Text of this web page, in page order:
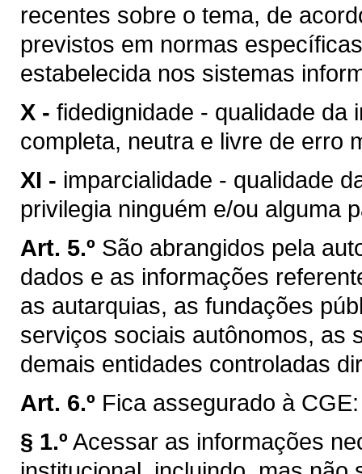
recentes sobre o tema, de
previstos em normas
estabelecida nos sistemas
X - fidedignidade - qualidade da
completa, neutra e livre de erro
XI - imparcialidade - qualidade
privilegia ninguém e/ou alguma
Art. 5.º São abrangidos pela
dados e as informações
as autarquias, as fundações
serviços sociais autônomos, as
demais entidades controladas
Art. 6.º Fica assegurado à CGE:
§ 1.º Acessar as informações